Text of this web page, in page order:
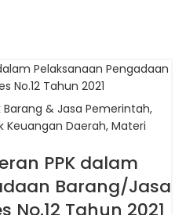
Barang & Jasa Pemerintah,
Keuangan Daerah, Materi
PPK dalam
Barang/Jasa
No.12 Tahun 2021